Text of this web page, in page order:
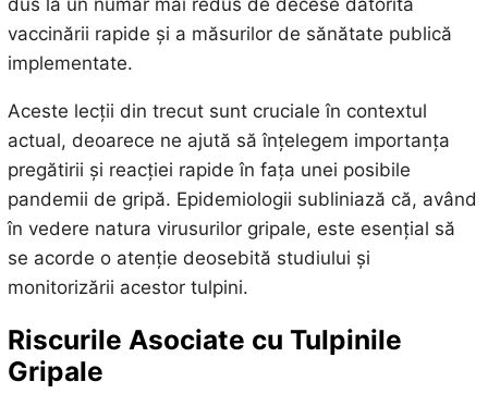
vaccinării rapide și a măsurilor de sănătate publică
implementate.
Aceste lecții din trecut sunt cruciale în contextul
actual, deoarece ne ajută să înțelegem importanța
pregătirii și reacției rapide în fața unei posibile
pandemii de gripă. Epidemiologii subliniază că, având
în vedere natura virusurilor gripale, este esențial să
se acorde o atenție deosebită studiului și
monitorizării acestor tulpini.
Riscurile Asociate cu Tulpinile
Gripale